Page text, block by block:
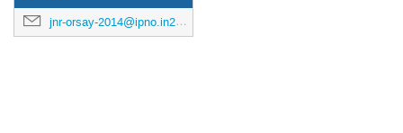
jnr-orsay-2014@ipno.in2p3.fr